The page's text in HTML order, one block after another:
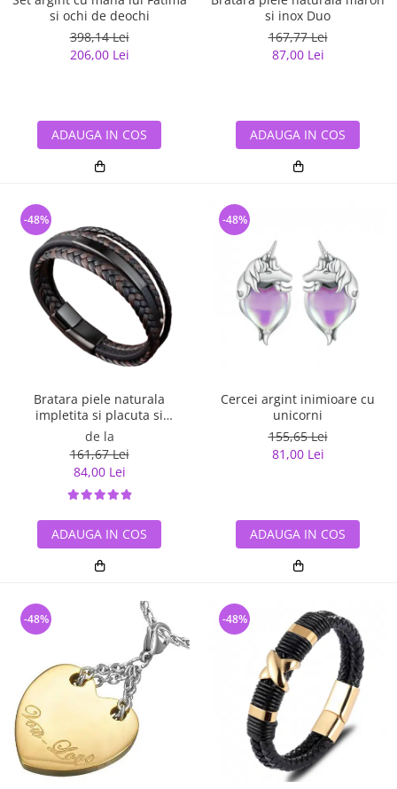
si ochi de deochi
398,14 Lei
206,00 Lei
ADAUGA IN COS
si inox Duo
167,77 Lei
87,00 Lei
ADAUGA IN COS
Bratara piele naturala
impletita si placuta si
inchizatoare din inox
de la
161,67 Lei
84,00 Lei
-48%
ADAUGA IN COS
Cercei argint inimioare cu
unicorni
155,65 Lei
81,00 Lei
-48%
ADAUGA IN COS
-48% -48%